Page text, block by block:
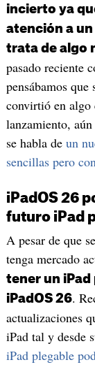
incierto ya
atención a
trata de algo
pasado reciente
pensábamos
convirtió en algo
lanzamiento,
se habla de un
sencillas pero
iPadOS 26
futuro iPad
A pesar de que
tenga mercado
tener un
iPadOS 26.
actualizaciones
iPad tal y desde
iPad plegable